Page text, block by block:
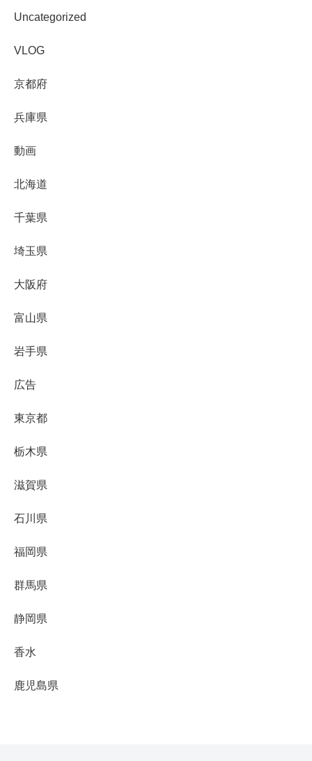
Uncategorized
VLOG
京都府
兵庫県
動画
北海道
千葉県
埼玉県
大阪府
富山県
岩手県
広告
東京都
栃木県
滋賀県
石川県
福岡県
群馬県
静岡県
香水
鹿児島県